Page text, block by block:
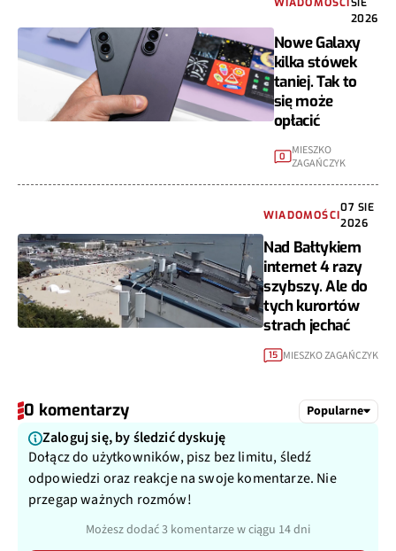
2026
Nowe Galaxy
kilka stówek
taniej. Tak to
się może
opłacić
0 MIESZKO
ZAGAŃCZYK
WIADOMOŚCI
07 SIE
2026
Nad Bałtykiem
internet 4 razy
szybszy. Ale do
tych kurortów
strach jechać
15 MIESZKO ZAGAŃCZYK
0 komentarzy Popularne
Zaloguj się, by śledzić dyskuję
Dołącz do użytkowników, pisz bez limitu, śledź
odpowiedzi oraz reakcje na swoje komentarze. Nie
przegap ważnych rozmów!
Możesz dodać 3 komentarze w ciągu 14 dni